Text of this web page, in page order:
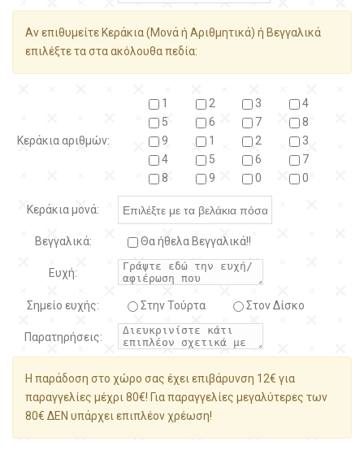
Αν επιθυμείτε Κεράκια (Μονά ή Αριθμητικά) ή Βεγγαλικά
επιλέξτε τα στα ακόλουθα πεδία:
Κεράκια αριθμών:
1 2 3
4
5
6 7
8
9
1 2
3
4
5 6
7
8
9 0 0
Κεράκια μονά:
Βεγγαλικά: Θα ήθελα Βεγγαλικά!!
Ευχή:
Σημείο ευχής: Στην Τούρτα Στον Δίσκο
Παρατηρήσεις:
Η παράδοση στο χώρο σας έχει επιβάρυνση 12€ για
παραγγελίες μέχρι 80€! Για παραγγελίες μεγαλύτερες των
80€ ΔΕΝ υπάρχει επιπλέον χρέωση!